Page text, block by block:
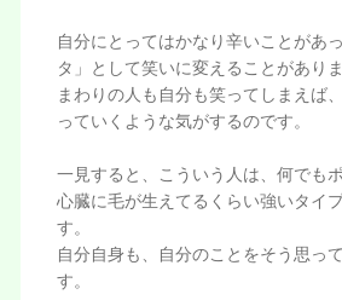
自分にとってはかなり辛いことがあ
タ」として笑いに変えることがありま
まわりの人も自分も笑ってしまえば
っていくような気がするのです。
一見すると、こういう人は、何でも
心臓に毛が生えてるくらい強いタイ
す。
自分自身も、自分のことをそう思っ
す。